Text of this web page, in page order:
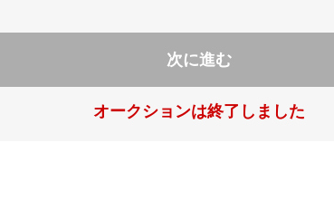
次に進む
オークションは終了しました